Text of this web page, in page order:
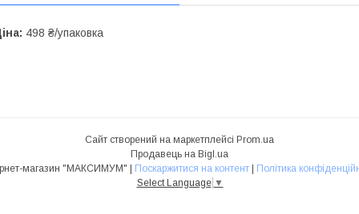
498 ₴/упаковка
Сайт створений на маркетплейсі Prom.ua
Продавець на Bigl.ua
Інтернет-магазин "МАКСИМУМ" | Поскаржитися на контент | Політика
Select Language ▼